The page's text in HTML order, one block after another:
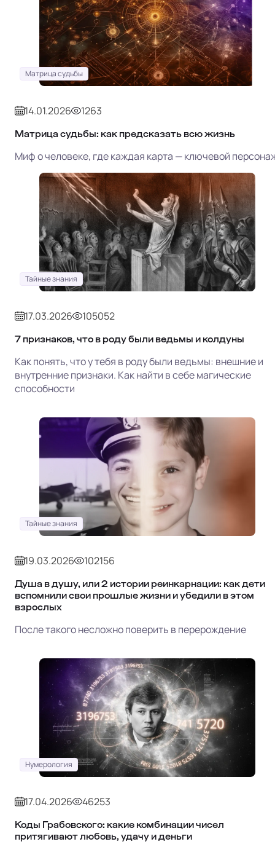
Матрица судьбы
14.01.2026 1263
Матрица судьбы: как предсказать всю жизнь
Миф о человеке, где каждая карта — ключевой
Тайные знания
17.03.2026 105052
7 признаков, что в роду были ведьмы и колдуны
Как понять, что у тебя в роду были ведьмы: внешние и
внутренние признаки. Как найти в себе магические
способности
Тайные знания
19.03.2026 102156
Душа в душу, или 2 истории реинкарнации: как дети
вспомнили свои прошлые жизни и убедили в этом
взрослых
После такого несложно поверить в перерождение
Нумерология
17.04.2026 46253
Коды Грабовского: какие комбинации чисел
притягивают любовь, удачу и деньги